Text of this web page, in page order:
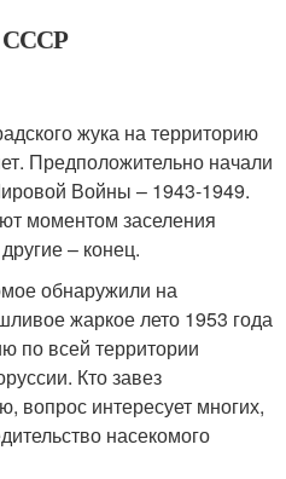
СССР
жука на территорию
Предположительно начали
Войны – 1943-1949.
моментом заселения
– конец.
обнаружили на
жаркое лето 1953 года
по всей территории
Кто завез
вопрос интересует многих,
насекомого